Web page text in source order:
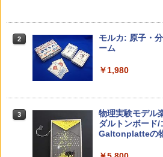
￥2,200
3
カウンセリング
こと (講談社現
何回も書ける!
な・カタカナ・
【くもん出版公
版(KUMON
知育玩具 おもち
2
中学英語をもう
￥2,750
￥4,290
2
モルカ: 原子・
ーム
￥1,980
3
物理実験モデル
ダルトンボード/
Galtonplatteの